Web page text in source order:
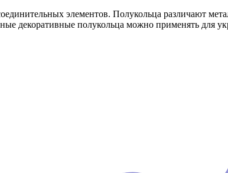
элементов. Полукольца различают
декоративные полукольца можно применять для